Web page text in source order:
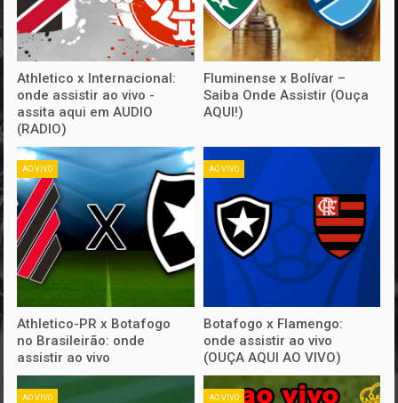
Athletico x Internacional:
onde assistir ao vivo -
assita aqui em AUDIO
(RADIO)
Fluminense x Bolívar –
Saiba Onde Assistir (Ouça
AQUI!)
AO VIVO
Athletico-PR x Botafogo
no Brasileirão: onde
assistir ao vivo
AO VIVO
Botafogo x Flamengo:
onde assistir ao vivo
(OUÇA AQUI AO VIVO)
AO VIVO AO VIVO